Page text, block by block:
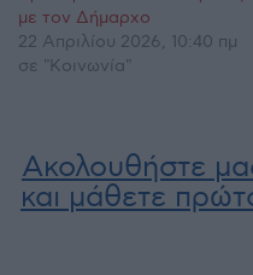
με τον Δήμαρχο
22 Απριλίου 2026, 10:40 πμ
σε "Κοινωνία"
Ακολουθήστε
και μάθετε